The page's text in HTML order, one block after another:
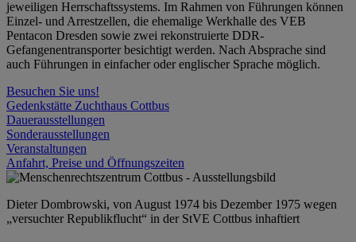
jeweiligen Herrschaftssystems. Im Rahmen von Führungen können
Einzel- und Arrestzellen, die ehemalige Werkhalle des VEB
Pentacon Dresden sowie zwei rekonstruierte DDR-
Gefangenentransporter besichtigt werden. Nach Absprache sind
auch Führungen in einfacher oder englischer Sprache möglich.
Besuchen Sie uns!
Gedenkstätte Zuchthaus Cottbus
Dauerausstellungen
Sonderausstellungen
Veranstaltungen
Anfahrt, Preise und Öffnungszeiten
Dieter Dombrowski, von August 1974 bis Dezember 1975 wegen
„versuchter Republikflucht“ in der StVE Cottbus inhaftiert